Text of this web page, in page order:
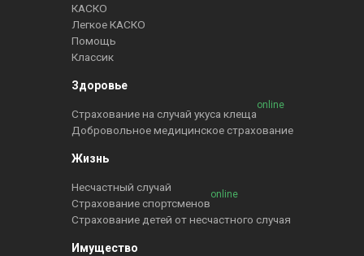
КАСКО
Легкое КАСКО
Помощь
Классик
Здоровье
Страхование на случай укуса клеща
online
Добровольное медицинское страхование
Жизнь
Несчастный случай
Страхование спортсменов
online
Страхование детей от несчастного случая
Имущество